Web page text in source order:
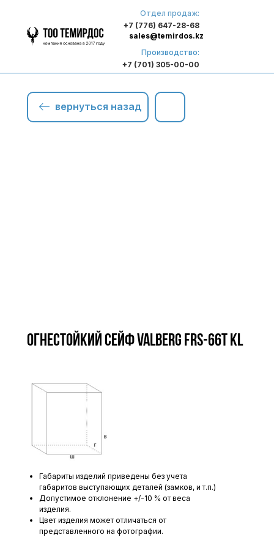
Отдел продаж:
+7 (776) 647-28-68
Производство:
+7 (701) 305-00-00
sales@temirdos.kz
вернуться назад
Огнестойкий сейф VALBERG FRS-66T KL
Габариты изделий приведены без учета
габаритов выступающих деталей (замков, и т.п.)
Допустимое отклонение +/-10 % от веса
изделия.
Цвет изделия может отличаться от
представленного на фотографии.